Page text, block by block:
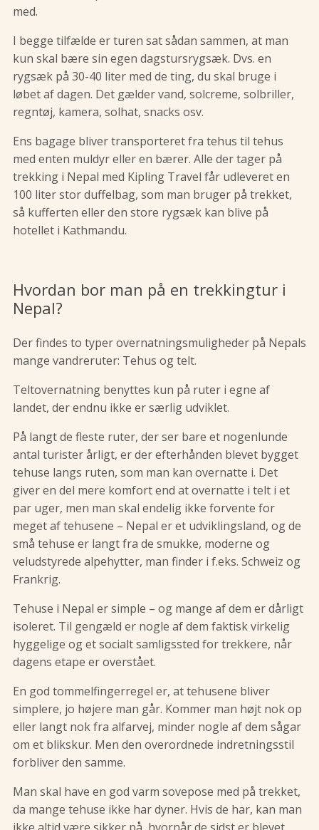
med.
I begge tilfælde er turen sat sådan sammen, at man
kun skal bære sin egen dagstursrygsæk. Dvs. en
rygsæk på 30-40 liter med de ting, du skal bruge i
løbet af dagen. Det gælder vand, solcreme, solbriller,
regntøj, kamera, solhat, snacks osv.
Ens bagage bliver transporteret fra tehus til tehus
med enten muldyr eller en bærer. Alle der tager på
trekking i Nepal med Kipling Travel får udleveret en
100 liter stor duffelbag, som man bruger på trekket,
så kufferten eller den store rygsæk kan blive på
hotellet i Kathmandu.
Hvordan bor man på en trekkingtur i
Nepal?
Der findes to typer overnatningsmuligheder på Nepals
mange vandreruter: Tehus og telt.
Teltovernatning benyttes kun på ruter i egne af
landet, der endnu ikke er særlig udviklet.
På langt de fleste ruter, der ser bare et nogenlunde
antal turister årligt, er der efterhånden blevet bygget
tehuse langs ruten, som man kan overnatte i. Det
giver en del mere komfort end at overnatte i telt i et
par uger, men man skal endelig ikke forvente for
meget af tehusene – Nepal er et udviklingsland, og de
små tehuse er langt fra de smukke, moderne og
veludstyrede alpehytter, man finder i f.eks. Schweiz og
Frankrig.
Tehuse i Nepal er simple – og mange af dem er dårligt
isoleret. Til gengæld er nogle af dem faktisk virkelig
hyggelige og et socialt samligssted for trekkere, når
dagens etape er overstået.
En god tommelfingerregel er, at tehusene bliver
simplere, jo højere man går. Kommer man højt nok op
eller langt nok fra alfarvej, minder nogle af dem sågar
om et blikskur. Men den overordnede indretningsstil
forbliver den samme.
Man skal have en god varm sovepose med på trekket,
da mange tehuse ikke har dyner. Hvis de har, kan man